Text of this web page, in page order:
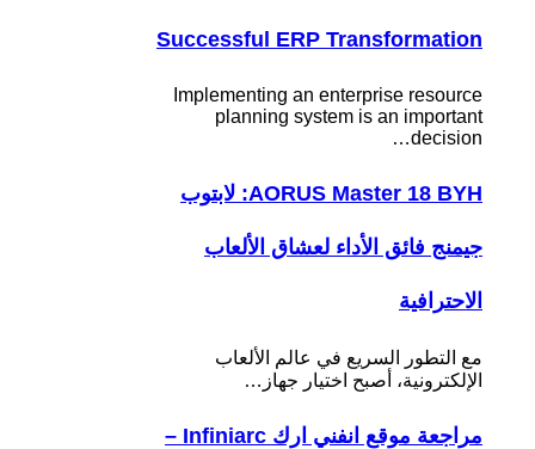
Successful ERP Transformation
Implementing an enterprise resource
planning system is an important
decision…
AORUS Master 18 BYH: لابتوب
جيمنج فائق الأداء لعشاق الألعاب
الاحترافية
مع التطور السريع في عالم الألعاب
الإلكترونية، أصبح اختيار جهاز…
مراجعة موقع انفني ارك Infiniarc –